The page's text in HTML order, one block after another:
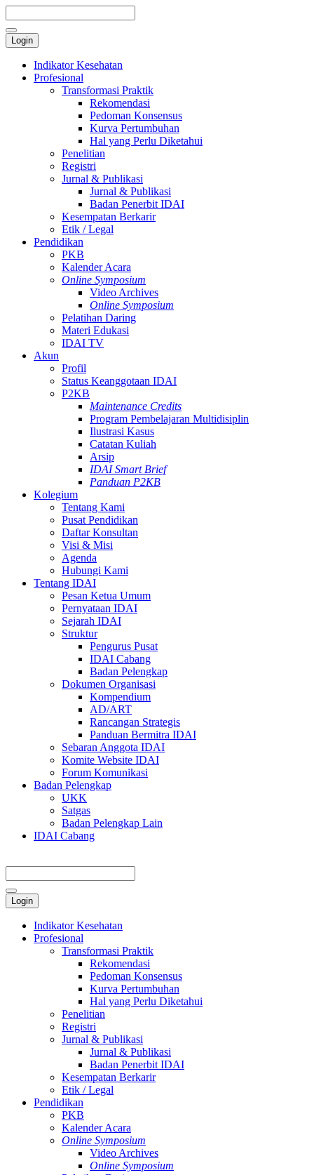
Login
Indikator Kesehatan
Profesional
Transformasi Praktik
Rekomendasi
Pedoman Konsensus
Kurva Pertumbuhan
Hal yang Perlu Diketahui
Penelitian
Registri
Jurnal & Publikasi
Jurnal & Publikasi
Badan Penerbit IDAI
Kesempatan Berkarir
Etik / Legal
Pendidikan
PKB
Kalender Acara
Online Symposium
Video Archives
Online Symposium
Pelatihan Daring
Materi Edukasi
IDAI TV
Akun
Profil
Status Keanggotaan IDAI
P2KB
Maintenance Credits
Program Pembelajaran Multidisiplin
Ilustrasi Kasus
Catatan Kuliah
Arsip
IDAI Smart Brief
Panduan P2KB
Kolegium
Tentang Kami
Pusat Pendidikan
Daftar Konsultan
Visi & Misi
Agenda
Hubungi Kami
Tentang IDAI
Pesan Ketua Umum
Pernyataan IDAI
Sejarah IDAI
Struktur
Pengurus Pusat
IDAI Cabang
Badan Pelengkap
Dokumen Organisasi
Kompendium
AD/ART
Rancangan Strategis
Panduan Bermitra IDAI
Sebaran Anggota IDAI
Komite Website IDAI
Forum Komunikasi
Badan Pelengkap
UKK
Satgas
Badan Pelengkap Lain
IDAI Cabang
Login
Indikator Kesehatan
Profesional
Transformasi Praktik
Rekomendasi
Pedoman Konsensus
Kurva Pertumbuhan
Hal yang Perlu Diketahui
Penelitian
Registri
Jurnal & Publikasi
Jurnal & Publikasi
Badan Penerbit IDAI
Kesempatan Berkarir
Etik / Legal
Pendidikan
PKB
Kalender Acara
Online Symposium
Video Archives
Online Symposium